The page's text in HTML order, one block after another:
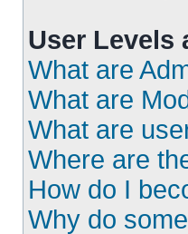
User Levels
What are
What are
What are
Where are
How do I
Why do